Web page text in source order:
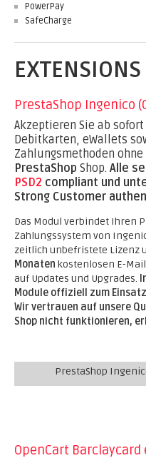
PowerPay
SafeCharge
EXTENSIONS
PrestaShop Ingenico
Akzeptieren Sie ab
Debitkarten, eWallets
Zahlungsmethoden
PrestaShop Shop. Alle
PSD2 compliant und
Strong Customer
Das Modul verbindet Ihren
Zahlungssystem von
zeitlich unbefristete Lizenz
Monaten kostenlosen E-
auf Updates und Upgrades.
Module offiziell zum
Wir vertrauen auf unsere
Shop nicht funktionieren,
PrestaShop
OpenCart Barclaycard